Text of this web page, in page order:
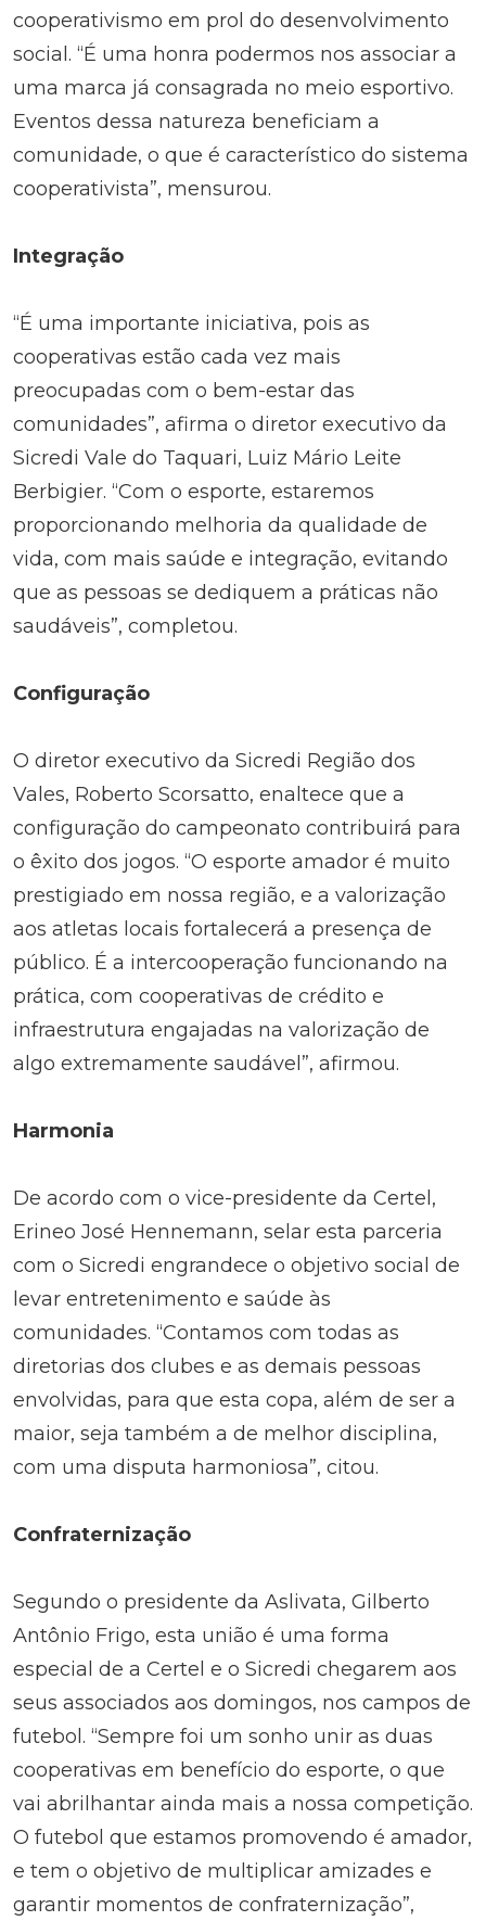
cooperativismo em prol do desenvolvimento
social. “É uma honra podermos nos associar a
uma marca já consagrada no meio esportivo.
Eventos dessa natureza beneficiam a
comunidade, o que é característico do sistema
cooperativista”, mensurou.
Integração
“É uma importante iniciativa, pois as
cooperativas estão cada vez mais
preocupadas com o bem-estar das
comunidades”, afirma o diretor executivo da
Sicredi Vale do Taquari, Luiz Mário Leite
Berbigier. “Com o esporte, estaremos
proporcionando melhoria da qualidade de
vida, com mais saúde e integração, evitando
que as pessoas se dediquem a práticas não
saudáveis”, completou.
Configuração
O diretor executivo da Sicredi Região dos
Vales, Roberto Scorsatto, enaltece que a
configuração do campeonato contribuirá para
o êxito dos jogos. “O esporte amador é muito
prestigiado em nossa região, e a valorização
aos atletas locais fortalecerá a presença de
público. É a intercooperação funcionando na
prática, com cooperativas de crédito e
infraestrutura engajadas na valorização de
algo extremamente saudável”, afirmou.
Harmonia
De acordo com o vice-presidente da Certel,
Erineo José Hennemann, selar esta parceria
com o Sicredi engrandece o objetivo social de
levar entretenimento e saúde às
comunidades. “Contamos com todas as
diretorias dos clubes e as demais pessoas
envolvidas, para que esta copa, além de ser a
maior, seja também a de melhor disciplina,
com uma disputa harmoniosa”, citou.
Confraternização
Segundo o presidente da Aslivata, Gilberto
Antônio Frigo, esta união é uma forma
especial de a Certel e o Sicredi chegarem aos
seus associados aos domingos, nos campos de
futebol. “Sempre foi um sonho unir as duas
cooperativas em benefício do esporte, o que
vai abrilhantar ainda mais a nossa competição.
O futebol que estamos promovendo é amador,
e tem o objetivo de multiplicar amizades e
garantir momentos de confraternização”,